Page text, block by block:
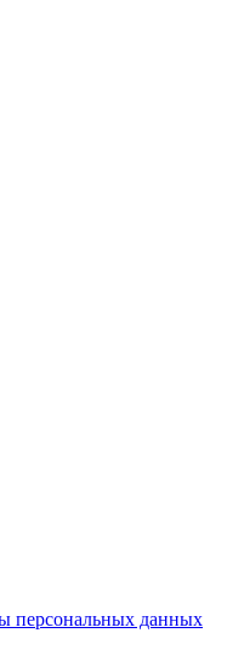
персональных данных